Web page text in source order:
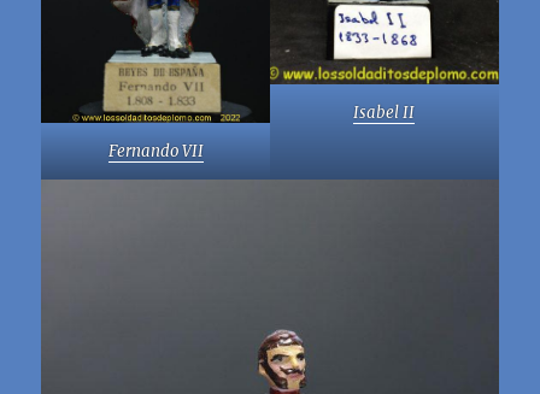
Fernando VII
Isabel II